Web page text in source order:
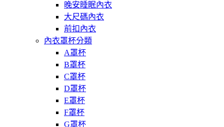
晚安睡眠內衣
大尺碼內衣
前扣內衣
內衣罩杯分類
A罩杯
B罩杯
C罩杯
D罩杯
E罩杯
F罩杯
G罩杯